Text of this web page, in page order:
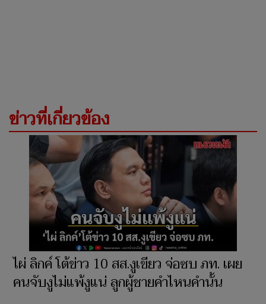
ข่าวที่เกี่ยวข้อง
ไผ่ ลิกค์ โต้ข่าว 10 สส.งูเขียว จ่อซบ ภท. เผย
คนจับงูไม่แพ้งูแน่ ลูกผู้ชายคำไหนคำนั้น